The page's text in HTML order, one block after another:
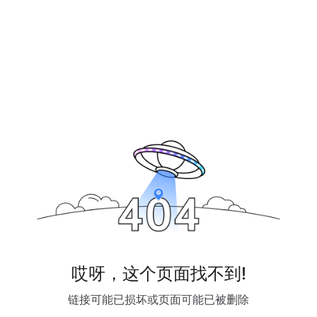
哎呀，这个页面找不到!
链接可能已损坏或页面可能已被删除